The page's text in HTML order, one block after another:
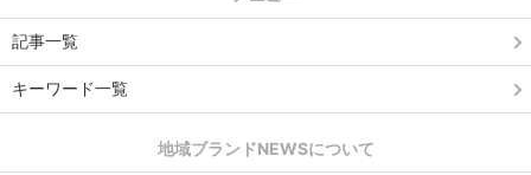
記事一覧
キーワード一覧
地域ブランドNEWSについて